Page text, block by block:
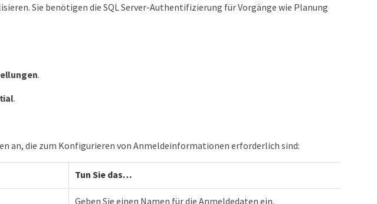
Sie benötigen die SQL Server-Authentifizierung für Vorgänge wie Planung
.
.
an, die zum Konfigurieren von Anmeldeinformationen erforderlich sind:
Tun Sie das…​
Geben Sie einen Namen für die Anmeldedaten ein.